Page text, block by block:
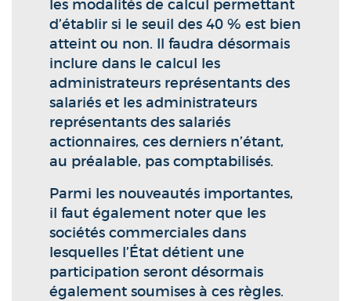
les modalités de calcul permettant
d’établir si le seuil des 40 % est bien
atteint ou non. Il faudra désormais
inclure dans le calcul les
administrateurs représentants des
salariés et les administrateurs
représentants des salariés
actionnaires, ces derniers n’étant,
au préalable, pas comptabilisés.
Parmi les nouveautés importantes,
il faut également noter que les
sociétés commerciales dans
lesquelles l’État détient une
participation seront désormais
également soumises à ces règles.